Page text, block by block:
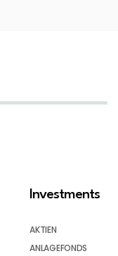
Investments
AKTIEN
ANLAGEFONDS